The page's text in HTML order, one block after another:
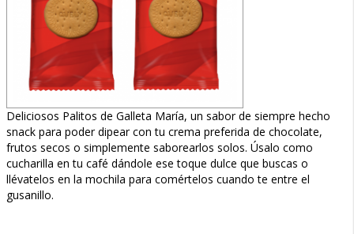
Deliciosos Palitos de Galleta María, un sabor de siempre hecho
snack para poder dipear con tu crema preferida de chocolate,
frutos secos o simplemente saborearlos solos. Úsalo como
cucharilla en tu café dándole ese toque dulce que buscas o
llévatelos en la mochila para comértelos cuando te entre el
gusanillo.